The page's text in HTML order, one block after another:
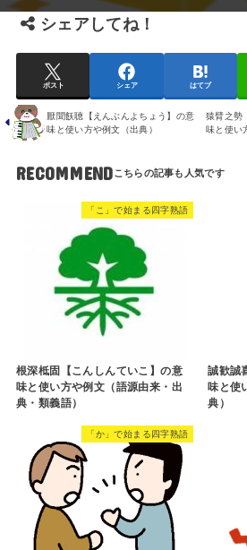
シェアしてね！
ポスト シェア はてブ
厭聞飫聴【えんぶんよちょう】の意
味と使い方や例文（出典）
猿臂之勢
味と使い
RECOMMEND
「こ」で始まる四字熟語
根深柢固【こんしんていこ】の意
味と使い方や例文（語源由来・出
典・類義語）
誠歓誠
味と使
典）
「か」で始まる四字熟語